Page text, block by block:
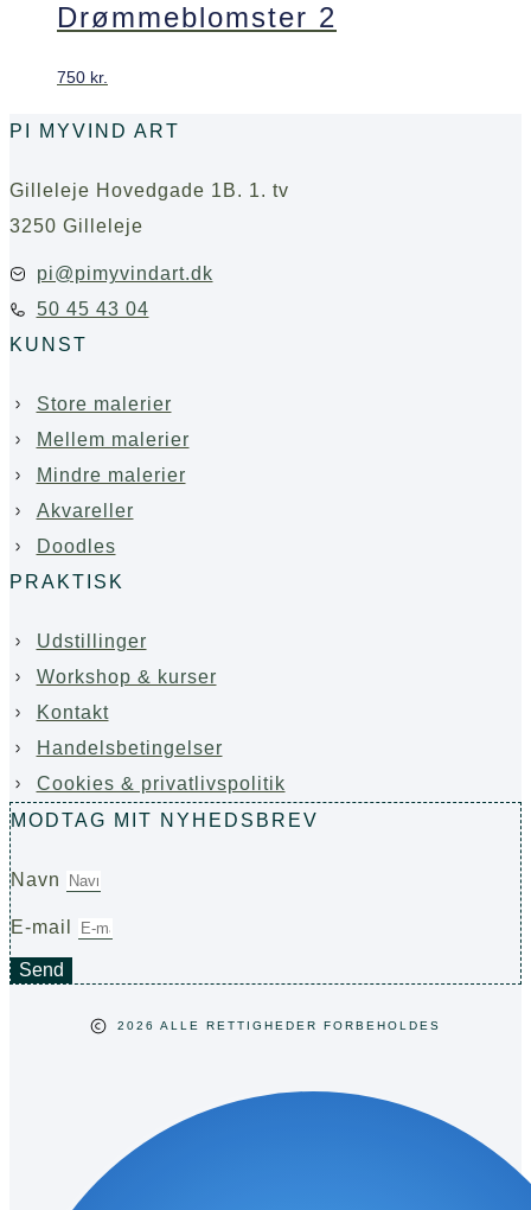
Drømmeblomster 2
750 kr.
PI MYVIND ART
Gilleleje Hovedgade 1B. 1. tv
3250 Gilleleje
pi@pimyvindart.dk
50 45 43 04
KUNST
Store malerier
Mellem malerier
Mindre malerier
Akvareller
Doodles
PRAKTISK
Udstillinger
Workshop & kurser
Kontakt
Handelsbetingelser
Cookies & privatlivspolitik
MODTAG MIT NYHEDSBREV
Navn
E-mail
Send
2026 ALLE RETTIGHEDER FORBEHOLDES